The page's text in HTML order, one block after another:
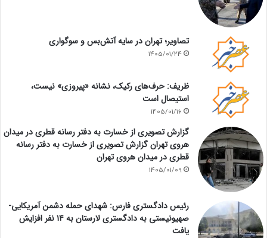
تصاویر؛ تهران در سایه آتش‌بس و سوگواری
1405/01/24
ظریف: حرف‌های رکیک، نشانه «پیروزی» نیست،
استیصال است
1405/01/16
گزارش تصویری از خسارت به دفتر رسانه قطری در میدان
هروی تهران گزارش تصویری از خسارت به دفتر رسانه
قطری در میدان هروی تهران
1405/01/09
رئیس دادگستری فارس: شهدای حمله دشمن آمریکایی-
صهیونیستی به دادگستری لارستان به ۱۴ نفر افزایش
یافت